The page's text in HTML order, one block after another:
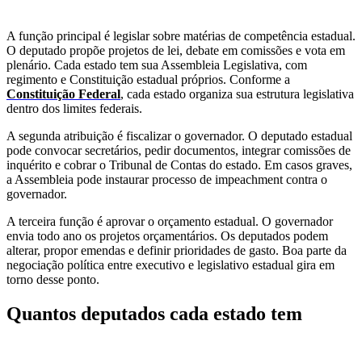
A função principal é legislar sobre matérias de competência estadual.
O deputado propõe projetos de lei, debate em comissões e vota em
plenário. Cada estado tem sua Assembleia Legislativa, com
regimento e Constituição estadual próprios. Conforme a
Constituição Federal, cada estado organiza sua estrutura legislativa
dentro dos limites federais.
A segunda atribuição é fiscalizar o governador. O deputado estadual
pode convocar secretários, pedir documentos, integrar comissões de
inquérito e cobrar o Tribunal de Contas do estado. Em casos graves,
a Assembleia pode instaurar processo de impeachment contra o
governador.
A terceira função é aprovar o orçamento estadual. O governador
envia todo ano os projetos orçamentários. Os deputados podem
alterar, propor emendas e definir prioridades de gasto. Boa parte da
negociação política entre executivo e legislativo estadual gira em
torno desse ponto.
Quantos deputados cada estado tem